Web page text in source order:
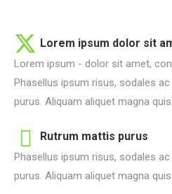
Lorem ipsum dolor sit
Lorem ipsum - dolor sit amet,
Phasellus ipsum risus, sodales
purus. Aliquam aliquet magna
Rutrum mattis purus
Phasellus ipsum risus, sodales
purus. Aliquam aliquet magna